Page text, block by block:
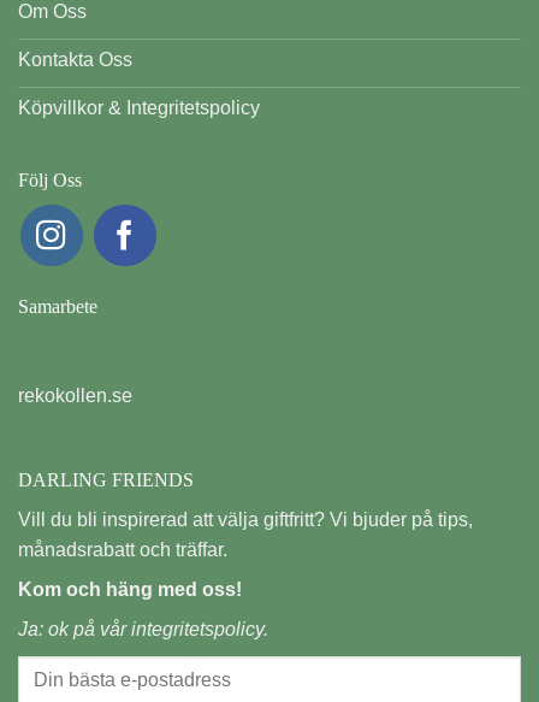
Om Oss
Kontakta Oss
Köpvillkor & Integritetspolicy
Följ Oss
Samarbete
rekokollen.se
DARLING FRIENDS
Vill du bli inspirerad att välja giftfritt? Vi bjuder på tips,
månadsrabatt och träffar.
Kom och häng med oss!
Ja: ok på vårintegritetspolicy.